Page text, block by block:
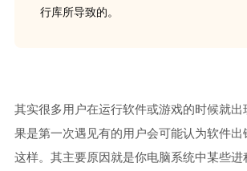
行库所导致的。
其实很多用户在运行软件或游戏的时候就出
果是第一次遇见有的用户会可能认为软件出
这样。其主要原因就是你电脑系统中某些进